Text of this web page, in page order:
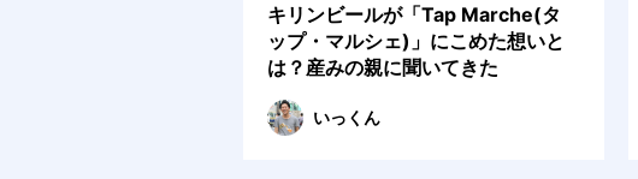
キリンビールが「Tap Marche(タ
ップ・マルシェ)」にこめた想いと
は？産みの親に聞いてきた
いっくん